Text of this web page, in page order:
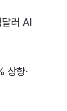
러 AI
상향·